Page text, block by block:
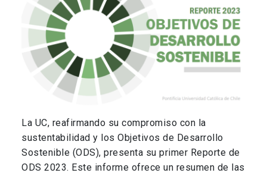
La UC, reafirmando su compromiso con la
sustentabilidad y los Objetivos de Desarrollo
Sostenible (ODS), presenta su primer Reporte de
ODS 2023. Este informe ofrece un resumen de las